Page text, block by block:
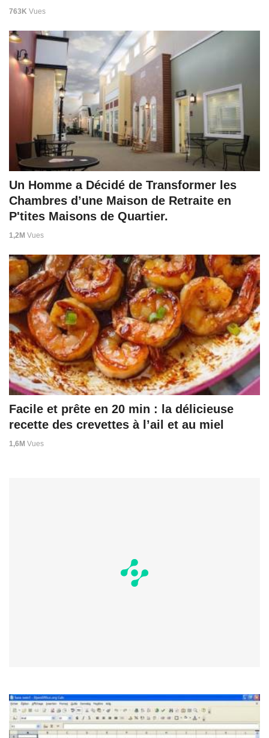
763K Vues
Un Homme a Décidé de Transformer les
Chambres d’une Maison de Retraite en
P'tites Maisons de Quartier.
1,2M Vues
Facile et prête en 20 min : la délicieuse
recette des crevettes à l’ail et au miel
1,6M Vues